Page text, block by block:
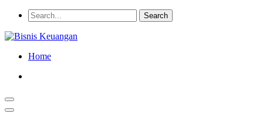
Home